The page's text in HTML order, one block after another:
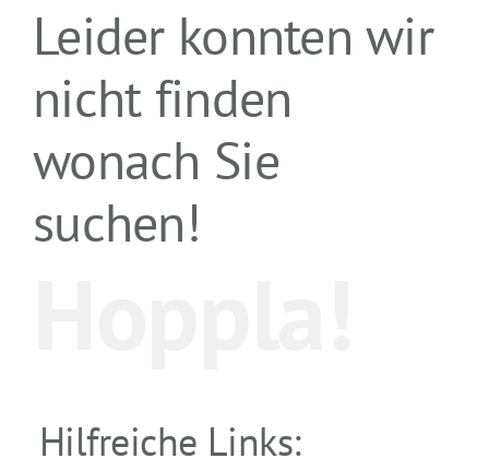
Leider konnten wir
nicht finden
wonach Sie
suchen!
Hilfreiche Links: